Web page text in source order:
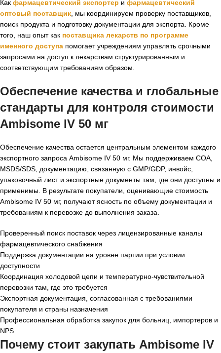
Как фармацевтический экспортер и фармацевтический
оптовый поставщик , мы координируем проверку поставщиков,
поиск продукта и подготовку документации для экспорта. Кроме
того, наш опыт как поставщика лекарств по программе
именного доступа помогает учреждениям управлять срочными
запросами на доступ к лекарствам структурированным и
соответствующим требованиям образом.
Обеспечение качества и глобальные
стандарты для контроля стоимости
Ambisome IV 50 мг
Обеспечение качества остается центральным элементом каждого
экспортного запроса Ambisome IV 50 мг. Мы поддерживаем COA,
MSDS/SDS, документацию, связанную с GMP/GDP, инвойс,
упаковочный лист и экспортные документы там, где они доступны и
применимы. В результате покупатели, оценивающие стоимость
Ambisome IV 50 мг, получают ясность по объему документации и
требованиям к перевозке до выполнения заказа.
Проверенный поиск поставок через лицензированные каналы
фармацевтического снабжения
Поддержка документации на уровне партии при условии
доступности
Координация холодовой цепи и температурно-чувствительной
перевозки там, где это требуется
Экспортная документация, согласованная с требованиями
покупателя и страны назначения
Профессиональная обработка закупок для больниц, импортеров и
NPS
Почему стоит закупать Ambisome IV